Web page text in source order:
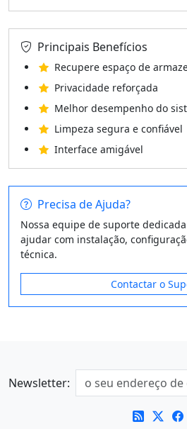
Principais Benefícios
Recupere espaço de
Privacidade reforçada
Melhor desempenho do
Limpeza segura e confiável
Interface amigável
Precisa de Ajuda?
Nossa equipe de suporte
ajudar com instalação,
técnica.
Contactar o
Newsletter: